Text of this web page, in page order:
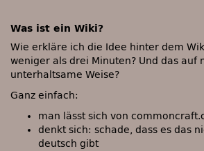
Was ist ein Wiki?
Wie erkläre ich die Idee hinter dem
weniger als drei Minuten? Und das auf
unterhaltsame Weise?
Ganz einfach:
man lässt sich von
denkt sich: schade, dass es das
deutsch gibt